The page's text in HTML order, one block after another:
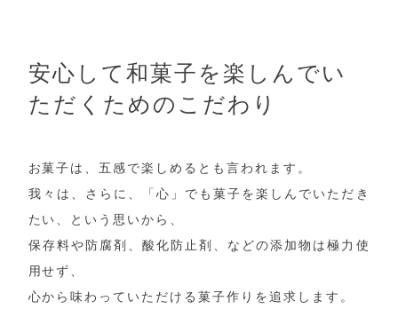
安心して和菓子を楽しんでい
ただくためのこだわり
お菓子は、五感で楽しめるとも言われます。
我々は、さらに、「心」でも菓子を楽しんでいただき
たい、という思いから、
保存料や防腐剤、酸化防止剤、などの添加物は極力使
用せず、
心から味わっていただける菓子作りを追求します。